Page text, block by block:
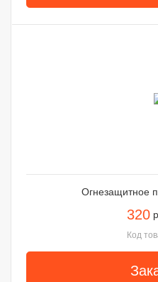
Огнезащитное
320
Код